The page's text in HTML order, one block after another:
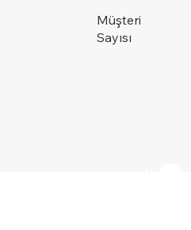
Müşteri
Sayısı